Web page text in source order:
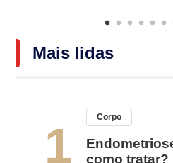
Mais lidas
1
Corpo
como tratar?